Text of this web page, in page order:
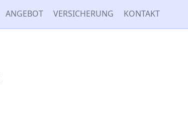
ANGEBOT VERSICHERUNG KONTAKT